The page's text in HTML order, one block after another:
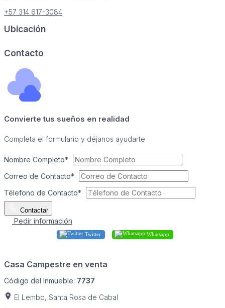
+57 314 617-3084
Ubicación
Contacto
Convierte tus sueños en realidad
Completa el formulario y déjanos ayudarte
Nombre Completo*
Correo de Contacto*
Télefono de Contacto*
Contactar
Pedir información
Twitter Whatsapp
Casa Campestre en venta
Código del Inmueble: 7737
El Lembo, Santa Rosa de Cabal